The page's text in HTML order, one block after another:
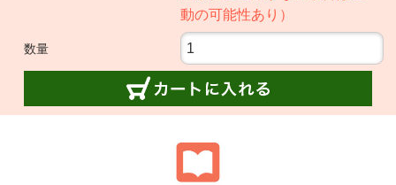
動の可能性あり）
数量